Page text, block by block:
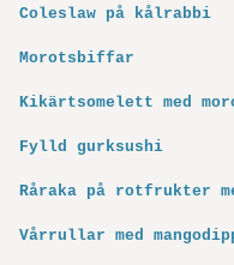
Coleslaw på kålrabbi
Morotsbiffar
Kikärtsomelett med
Fylld gurksushi
Råraka på rotfrukter
Vårrullar med